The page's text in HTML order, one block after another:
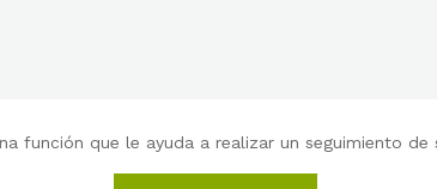
función que le ayuda a realizar un seguimiento de